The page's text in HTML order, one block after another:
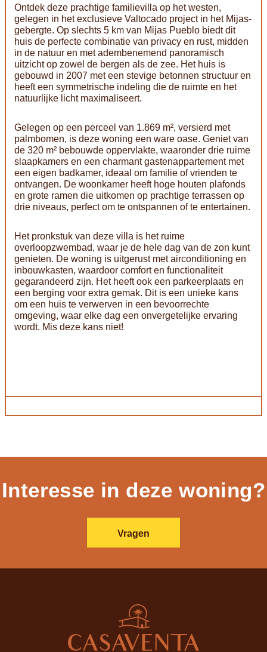
Ontdek deze prachtige familievilla op het westen,
gelegen in het exclusieve Valtocado project in het Mijas-
gebergte. Op slechts 5 km van Mijas Pueblo biedt dit
huis de perfecte combinatie van privacy en rust, midden
in de natuur en met adembenemend panoramisch
uitzicht op zowel de bergen als de zee. Het huis is
gebouwd in 2007 met een stevige betonnen structuur en
heeft een symmetrische indeling die de ruimte en het
natuurlijke licht maximaliseert.
Gelegen op een perceel van 1.869 m², versierd met
palmbomen, is deze woning een ware oase. Geniet van
de 320 m² bebouwde oppervlakte, waaronder drie ruime
slaapkamers en een charmant gastenappartement met
een eigen badkamer, ideaal om familie of vrienden te
ontvangen. De woonkamer heeft hoge houten plafonds
en grote ramen die uitkomen op prachtige terrassen op
drie niveaus, perfect om te ontspannen of te entertainen.
Het pronkstuk van deze villa is het ruime
overloopzwembad, waar je de hele dag van de zon kunt
genieten. De woning is uitgerust met airconditioning en
inbouwkasten, waardoor comfort en functionaliteit
gegarandeerd zijn. Het heeft ook een parkeerplaats en
een berging voor extra gemak. Dit is een unieke kans
om een huis te verwerven in een bevoorrechte
omgeving, waar elke dag een onvergetelijke ervaring
wordt. Mis deze kans niet!
Interesse in deze woning?
Vragen